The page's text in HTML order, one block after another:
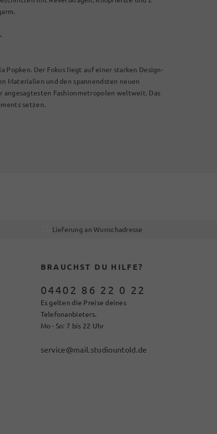
Popken. Der Fokus liegt auf einer starken Design-
Materialien und den spannendsten neuen
angesagtesten Fashionmetropolen weltweit. Das
setzen.
Lieferung an Wunschadresse
BRAUCHST DU HILFE?
04402 86 22 0 22
Es gelten die Preise deines
Telefonanbieters.
Mo - So: 7 bis 22 Uhr
service@mail.studiountold.de